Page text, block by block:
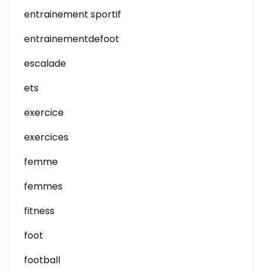
entrainement sportif
entrainementdefoot
escalade
ets
exercice
exercices
femme
femmes
fitness
foot
football